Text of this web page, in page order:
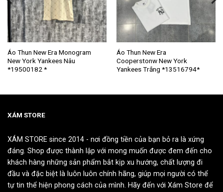
Áo Thun New Era Monogram
New York Yankees Nâu
*19500182 *
Sản
phẩm
này
nhiều
thể.
tùy
có
thể
được
chọn
Áo Thun New Era
Cooperstonw New York
Yankees Trắng *13516794*
Sản
phẩm
này
nhiều
tùy
chọn
có
thể
được
chọn
XÁM STORE
XÁM STORE since 2014 - nơi đồng tiền của bạn bỏ ra là xứng
đáng. Shop được thành lập với mong muốn được đem đến cho
khách hàng những sản phẩm bắt kịp xu hướng, chất lượng đi
đầu và đặc biệt là luôn luôn chính hãng, giúp mọi người có thể
tự tin thể hiện phong cách của mình. Hãy đến với Xám Store để